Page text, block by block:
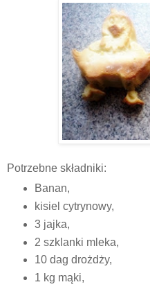
Potrzebne składniki:
Banan,
kisiel cytrynowy,
3 jajka,
2 szklanki mleka,
10 dag drożdży,
1 kg mąki,